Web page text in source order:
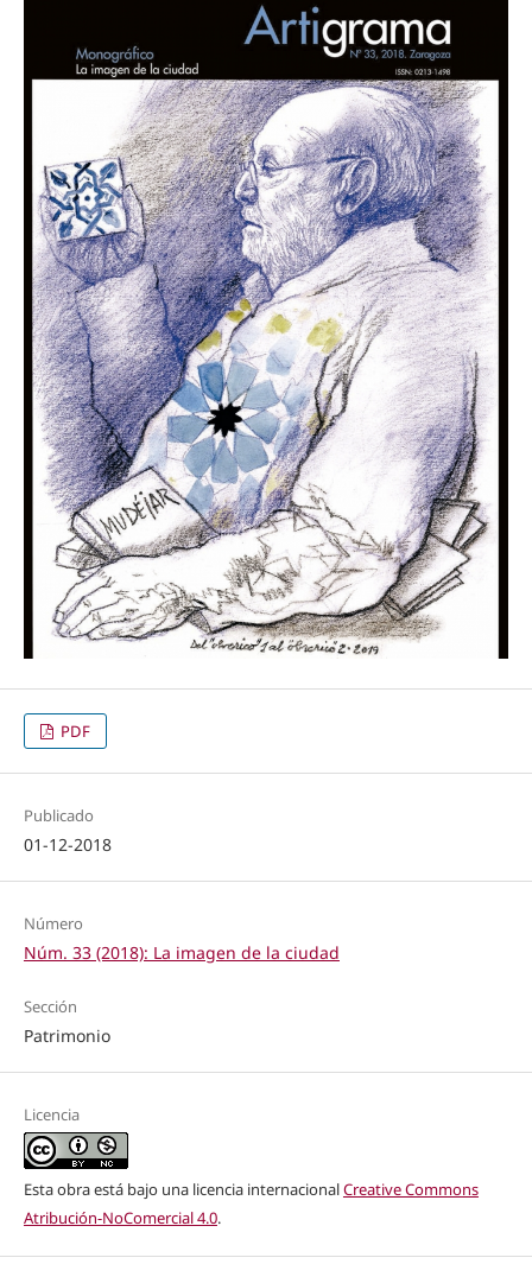
PDF
Publicado
01-12-2018
Número
Núm. 33 (2018): La imagen de la ciudad
Sección
Patrimonio
Licencia
Esta obra está bajo una licencia internacionalCreative Commons
Atribución-NoComercial 4.0.